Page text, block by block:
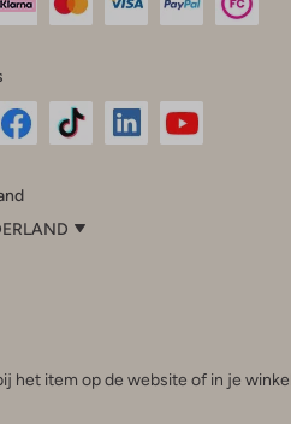
België (Nederlands)
het item op de website of in je